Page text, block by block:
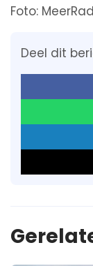
Foto:
Deel dit